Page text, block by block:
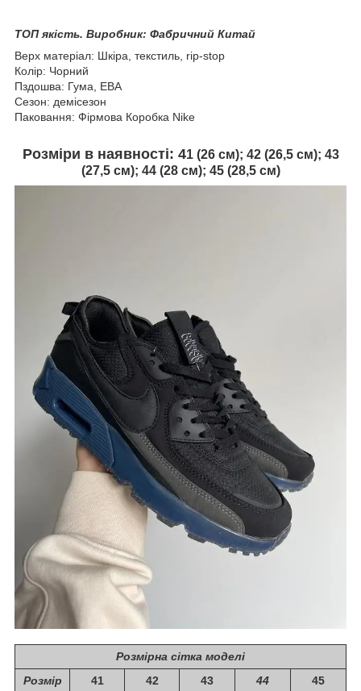
ТОП якість. Виробник: Фабричний Китай
Верх матеріал: Шкіра, текстиль, rip-stop
Колір: Чорний
Пздошва: Гума, ЕВА
Сезон: демісезон
Паковання: Фірмова Коробка Nike
Розміри в наявності: 41 (26 см); 42 (26,5 см); 43
(27,5 см); 44 (28 см); 45 (28,5 см)
Розмірна сітка моделі
Розмір
41 42 43 44 45